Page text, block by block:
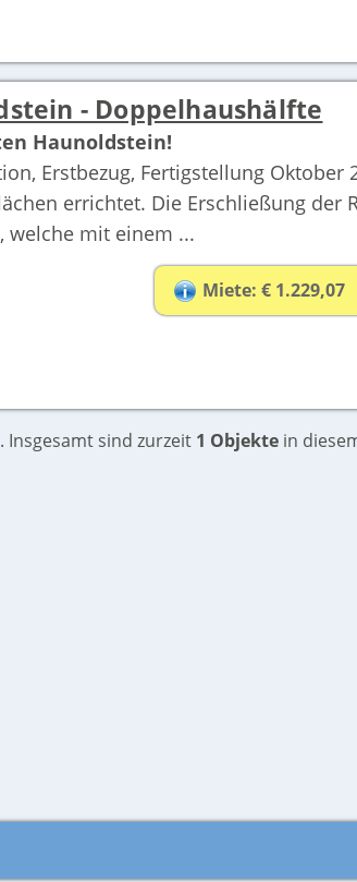
- Doppelhaushälfte
Haunoldstein!
Erstbezug, Fertigstellung
errichtet. Die Erschließung der
welche mit einem ...
Miete: € 1.229,07
Insgesamt sind zurzeit 1 Objekte in